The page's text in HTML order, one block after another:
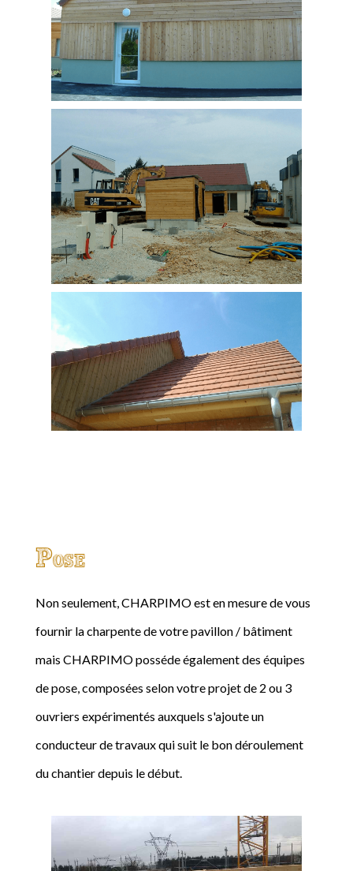
Pose
Non seulement, CHARPIMO est en mesure de vous
fournir la charpente de votre pavillon / bâtiment
mais CHARPIMO posséde également des équipes
de pose, composées selon votre projet de 2 ou 3
ouvriers expérimentés auxquels s'ajoute un
conducteur de travaux qui suit le bon déroulement
du chantier depuis le début.